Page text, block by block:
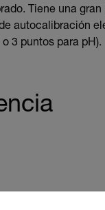
Tiene una
autocalibración
3 puntos para pH).
the